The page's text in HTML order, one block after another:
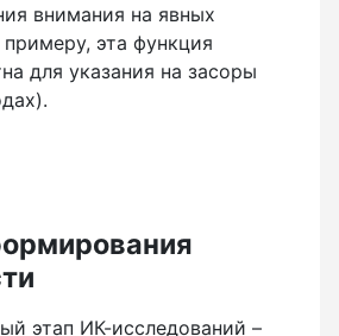
внимания на явных
эта функция
для указания на засоры
этап ИК-исследований –